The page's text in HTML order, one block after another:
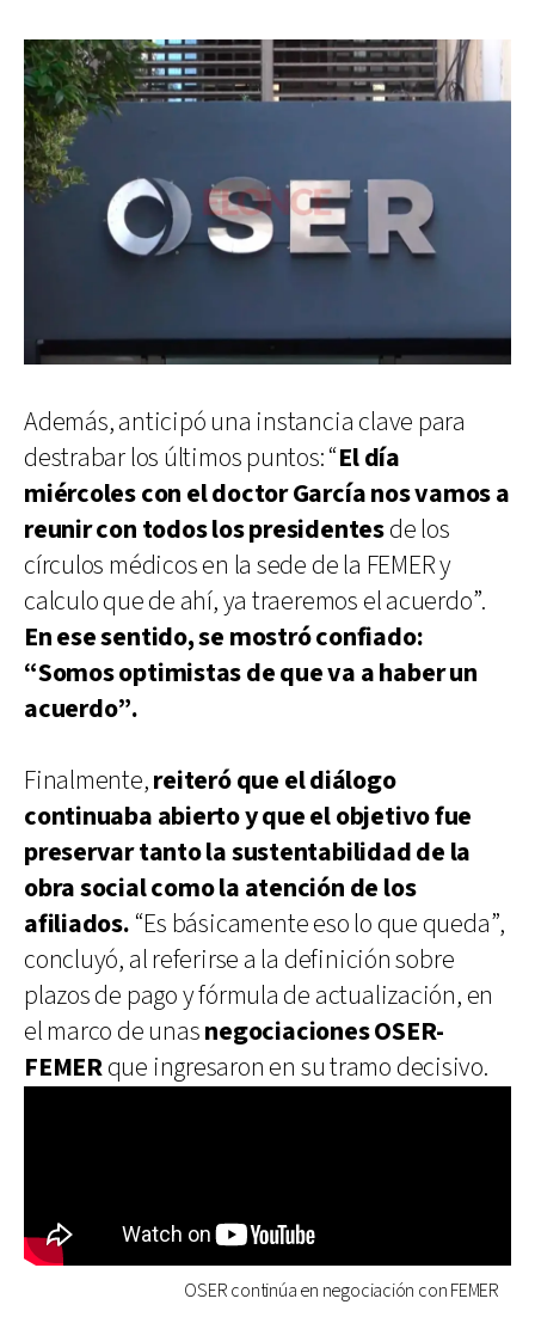
Además, anticipó una instancia clave para
destrabar los últimos puntos: “El día
miércoles con el doctor García nos vamos a
reunir con todos los presidentesde los
círculos médicos en la sede de la FEMER y
calculo que de ahí, ya traeremos el acuerdo”.
En ese sentido, se mostró confiado:
“Somos optimistas de que va a haber un
acuerdo”.
Finalmente,reiteró que el diálogo
continuaba abierto y que el objetivo fue
preservar tanto la sustentabilidad de la
obra social como la atención de los
afiliados. “Es básicamente eso lo que queda”,
concluyó, al referirse a la definición sobre
plazos de pago y fórmula de actualización, en
el marco de unasnegociaciones OSER-
FEMERque ingresaron en su tramo decisivo.
OSER continúa en negociación con FEMER